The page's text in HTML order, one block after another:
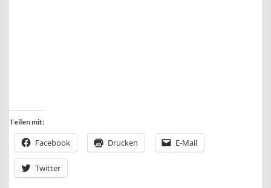
Teilen mit:
Facebook Drucken E-Mail
Twitter